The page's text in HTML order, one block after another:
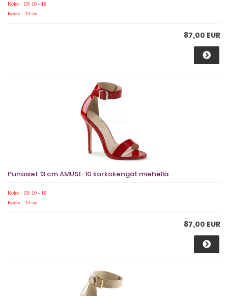
Koko : US 10 - 16
Korko : 13 cm
87,00 EUR
Punaiset 13 cm AMUSE-10 korkokengät miehellä
Koko : US 10 - 16
Korko : 13 cm
87,00 EUR